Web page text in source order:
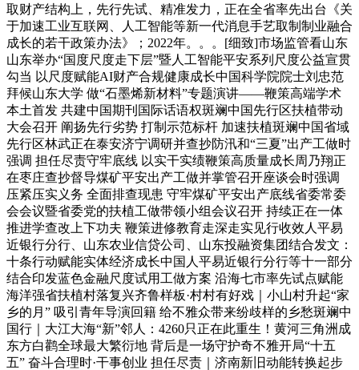
取财产结构上，先行先试、精准发力，正在全省率先出台《关
于加速工业互联网、人工智能等新一代消息手艺取制制业融合
成长的若干政策办法》；2022年。。。[细致]市场监管看山东
山东举办“国度尺度走下层”暨人工智能平安系列尺度公益宣贯
勾当 以尺度赋能AI财产合规健康成长中国科学院院士刘忠范
拜候山东大学 做“石墨烯新材料”专题演讲——鞭策高端学术
本土首发 共建中国期刊国际话语权斑斓中国先行区扶植带动
大会召开 阐扬先行劣势 打制示范标杆 加速扶植斑斓中国省域
先行区林武正在泰安济宁调研并查抄防汛和“三夏”出产工做时
强调 担任尽责守牢底线 以实干实绩鞭策高质量成长周乃翔正
在枣庄查抄督导煤矿平安出产工做并掌管召开座谈会时强调
压紧压实义务 全面排查现患 守牢煤矿平安出产底线省委常委
会会议暨省委党的扶植工做带领小组会议召开 持续正在一体
推进学查改上下功夫 鞭策进修教育走深走实见行收效人平易
近银行分行、山东农业信贷公司、山东投融资集团结合发文：
十条行动赋能实体经济成长中国人平易近银行分行等十一部分
结合印发蓝色金融尺度试用工做方案 沿海七市率先试点赋能
海洋强省扶植村落复兴齐鲁样板·村村有好戏｜小山村升起“家
乡的月” 吸引青年导演回籍 给不雅众带来纷歧样的乡愁斑斓中
国行｜大江大海“新”邻人：4260只正在此重生！黄河三角洲成
东方白鹳全球最大繁衍地 背后是一场守护奇不雅开局“十五
五” 奋斗合理时·干事创业 担任尽责｜济南新旧动能转换起步